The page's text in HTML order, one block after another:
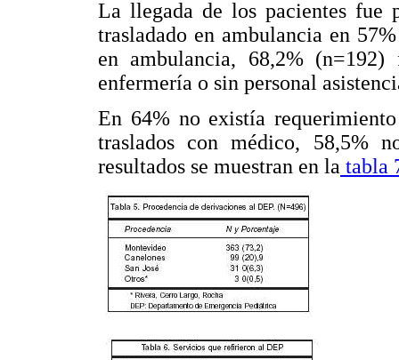
La llegada de los pacientes fue
trasladado en ambulancia en
en ambulancia, 68,2%
enfermería o sin personal
En 64% no existía
traslados con médico, 58,5%
resultados se muestran en la tabla